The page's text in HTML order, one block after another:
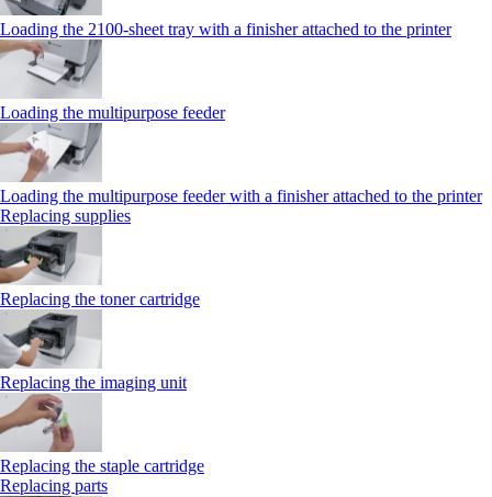
Loading the 2100‑sheet tray with a finisher attached to the printer
Loading the multipurpose feeder
Loading the multipurpose feeder with a finisher attached to the printer
Replacing supplies
Replacing the toner cartridge
Replacing the imaging unit
Replacing the staple cartridge
Replacing parts